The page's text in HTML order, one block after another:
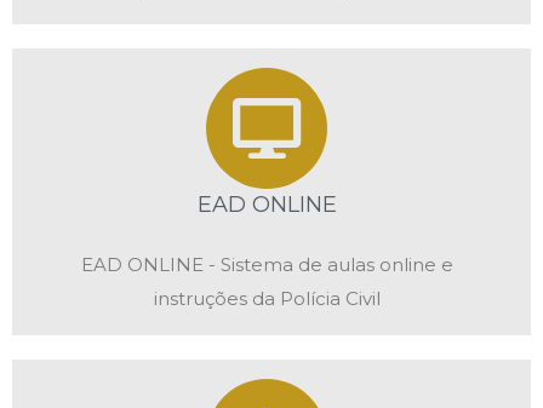
EAD ONLINE
EAD ONLINE - Sistema de aulas online e
instruções da Polícia Civil